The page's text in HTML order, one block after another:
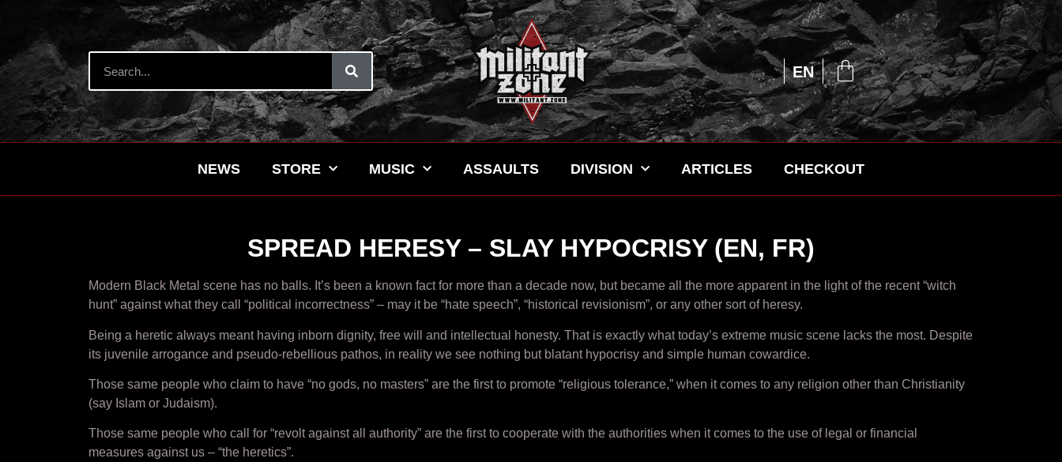
EN
RU
NEWS STORE MUSIC ASSAULTS DIVISION ARTICLES CHECKOUT
SPREAD HERESY – SLAY HYPOCRISY (EN, FR)
Modern Black Metal scene has no balls. It’s been a known fact for more than a decade now, but became all the more apparent in the light of the recent “witch
hunt” against what they call “political incorrectness” – may it be “hate speech”, “historical revisionism”, or any other sort of heresy.
Being a heretic always meant having inborn dignity, free will and intellectual honesty. That is exactly what today’s extreme music scene lacks the most. Despite
its juvenile arrogance and pseudo-rebellious pathos, in reality we see nothing but blatant hypocrisy and simple human cowardice.
Those same people who claim to have “no gods, no masters” are the first to promote “religious tolerance,” when it comes to any religion other than Christianity
(say Islam or Judaism).
Those same people who call for “revolt against all authority” are the first to cooperate with the authorities when it comes to the use of legal or financial
measures against us – “the heretics”.